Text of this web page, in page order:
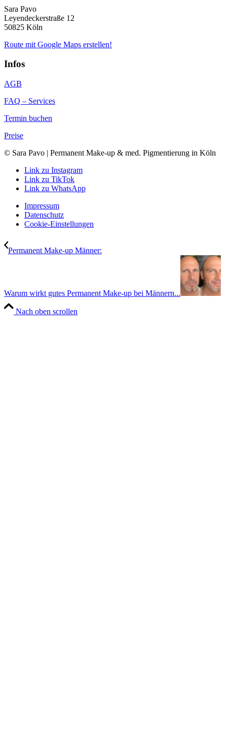
Sara Pavo
Leyendeckerstraße 12
50825 Köln
Route mit Google Maps erstellen!
Infos
AGB
FAQ – Services
Termin buchen
Preise
© Sara Pavo | Permanent Make-up & med. Pigmentierung in Köln
Link zu Instagram
Link zu TikTok
Link zu WhatsApp
Impressum
Datenschutz
Cookie-Einstellungen
Permanent Make-up Männer:
Warum wirkt gutes Permanent Make-up bei Männern...
Nach oben scrollen